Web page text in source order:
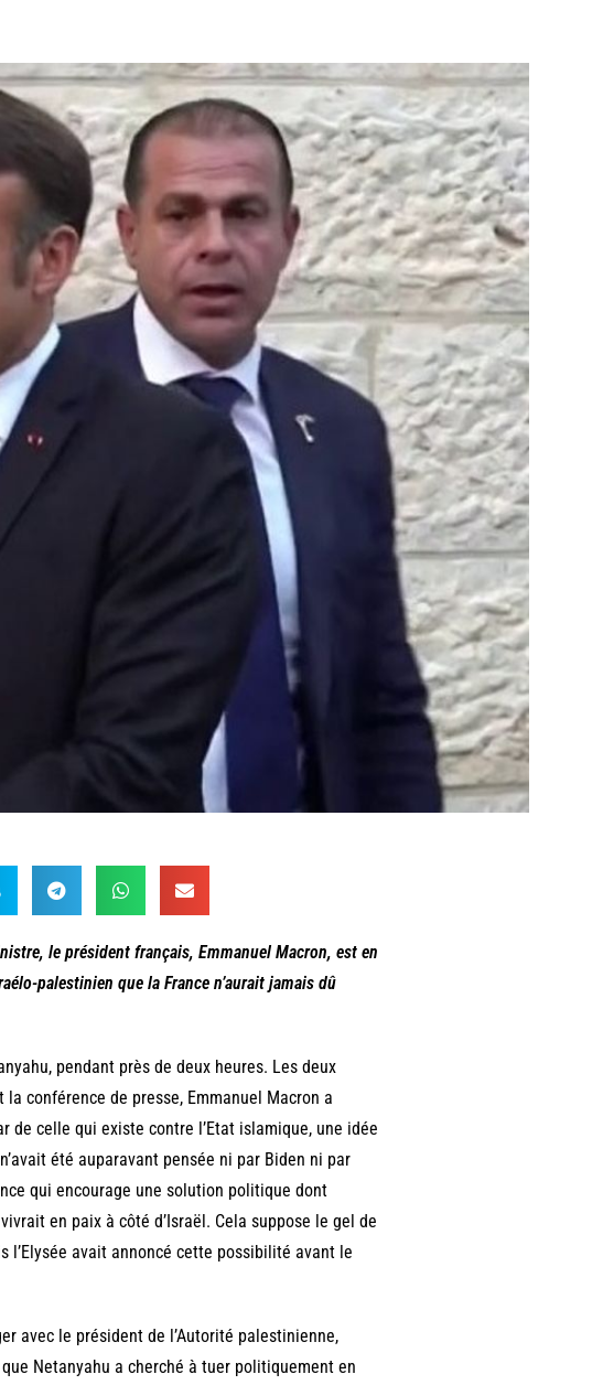
le président français, Emmanuel Macron, est en
palestinien que la France n’aurait jamais dû
pendant près de deux heures. Les deux
conférence de presse, Emmanuel Macron a
de celle qui existe contre l’Etat islamique, une idée
été auparavant pensée ni par Biden ni par
qui encourage une solution politique dont
en paix à côté d’Israël. Cela suppose le gel de
l’Elysée avait annoncé cette possibilité avant le
avec le président de l’Autorité palestinienne,
Netanyahu a cherché à tuer politiquement en